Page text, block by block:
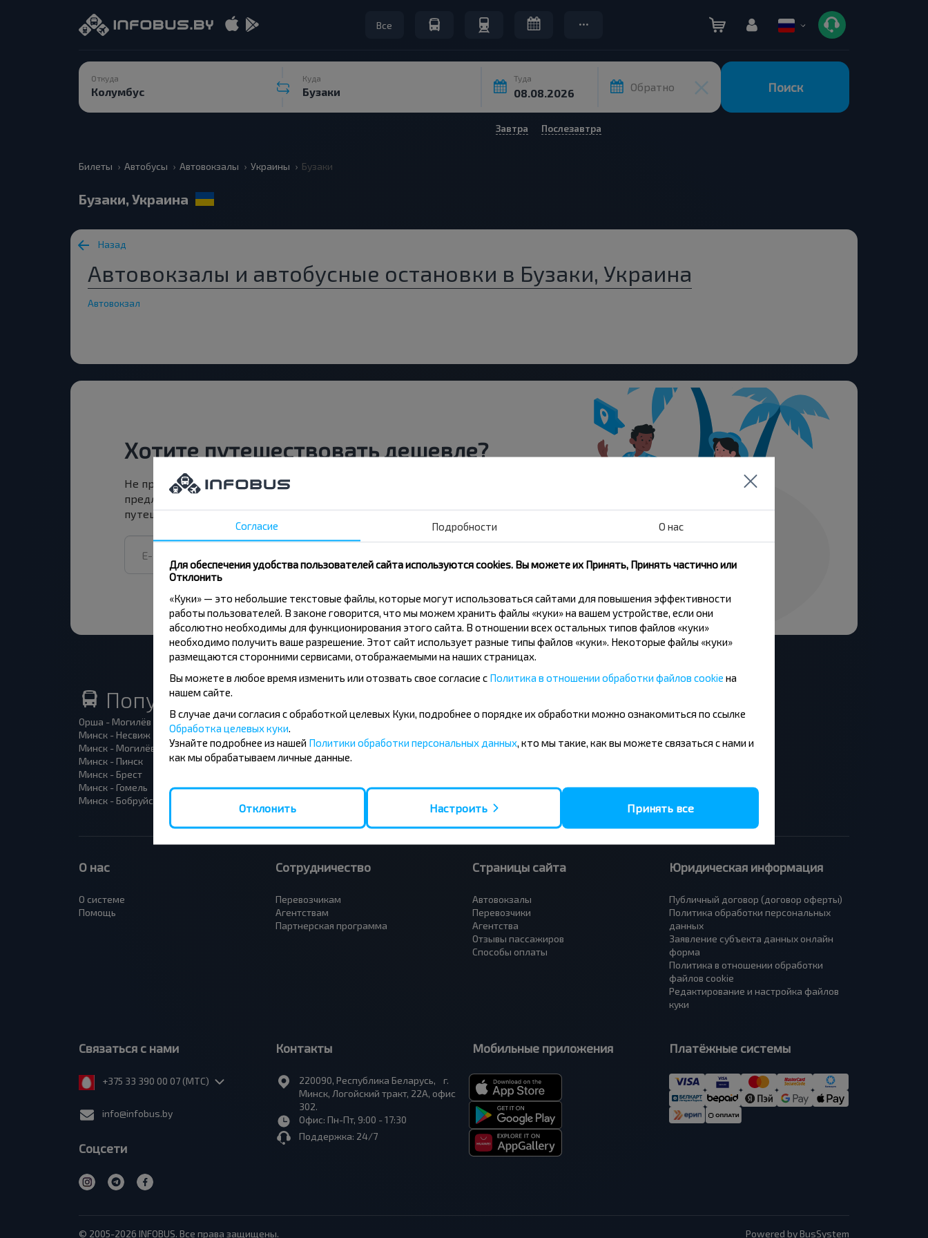
Все
Откуда Куда Туда
Обратно Поиск
Завтра Послезавтра
Билеты Автобусы Автовокзалы Украины Бузаки
Бузаки, Украина
Назад
Автовокзалы и автобусные остановки в Бузаки, Украина
Автовокзал
Хотите путешествовать дешевле?
Не пропусти специальные акции, скидки и другие интересные
предложения INFOBUS. Подпишись на получение новостей и
путешествуй с нами дешевле!
Популярные автобусные направления
Орша - Могилёв
Минск - Несвиж
Минск - Могилёв
Минск - Пинск
Минск - Брест
Минск - Гомель
Минск - Бобруйск
Минск - Барановичи
Гомель - Минск
Брест - Тересполь
Брест - Беловежская Пуща
Варшава - Минск
Вильнюс - Минск
Полоцк - Рига
Минск - Варшава
Москва - Барановичи
Брест - Люблин
О нас
О системе
Помощь
Сотрудничество
Перевозчикам
Агентствам
Партнерская программа
Страницы сайта
Автовокзалы
Перевозчики
Агентства
Отзывы пассажиров
Способы оплаты
Юридическая информация
Публичный договор (договор оферты)
Политика обработки персональных
данных
Заявление субъекта данных онлайн
форма
Политика в отношении обработки
файлов cookie
Редактирование и настройка файлов
куки
Связаться с нами
+375 33 390 00 07 (МТС)
info@infobus.by
Соцсети
Контакты
220090, Республика Беларусь, г.
Минск, Логойский тракт, 22А, офис
302.
Офис: Пн-Пт, 9:00 - 17:30
Поддержка: 24/7
Мобильные приложения Платёжные системы
© 2005-2026 INFOBUS. Все права защищены. Powered by BusSystem
Согласие Подробности О нас
Для обеспечения удобства пользователей сайта используются cookies. Вы можете их Принять, Принять частично или
Отклонить
«Куки» — это небольшие текстовые файлы, которые могут использоваться сайтами для повышения эффективности
работы пользователей. В законе говорится, что мы можем хранить файлы «куки» на вашем устройстве, если они
абсолютно необходимы для функционирования этого сайта. В отношении всех остальных типов файлов «куки»
необходимо получить ваше разрешение. Этот сайт использует разные типы файлов «куки». Некоторые файлы «куки»
размещаются сторонними сервисами, отображаемыми на наших страницах.
Вы можете в любое время изменить или отозвать свое согласие с Политика в отношении обработки файлов cookie на
нашем сайте.
В случае дачи согласия с обработкой целевых Куки, подробнее о порядке их обработки можно ознакомиться по ссылке
Обработка целевых куки
Узнайте подробнее из нашей Политики обработки персональных данных , кто мы такие, как вы можете связаться с нами и
как мы обрабатываем личные данные.
Отклонить Настроить Принять все